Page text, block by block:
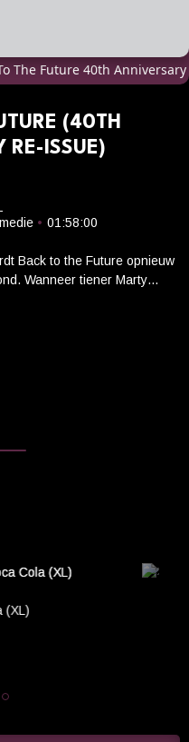
The Future 40th
(40TH
RE-ISSUE)
• 01:58:00
Back to the Future opnieuw
Wanneer tiener Marty
naar het jaar 1955 met een
terwijl hij tegelijkertijd een
(XL)